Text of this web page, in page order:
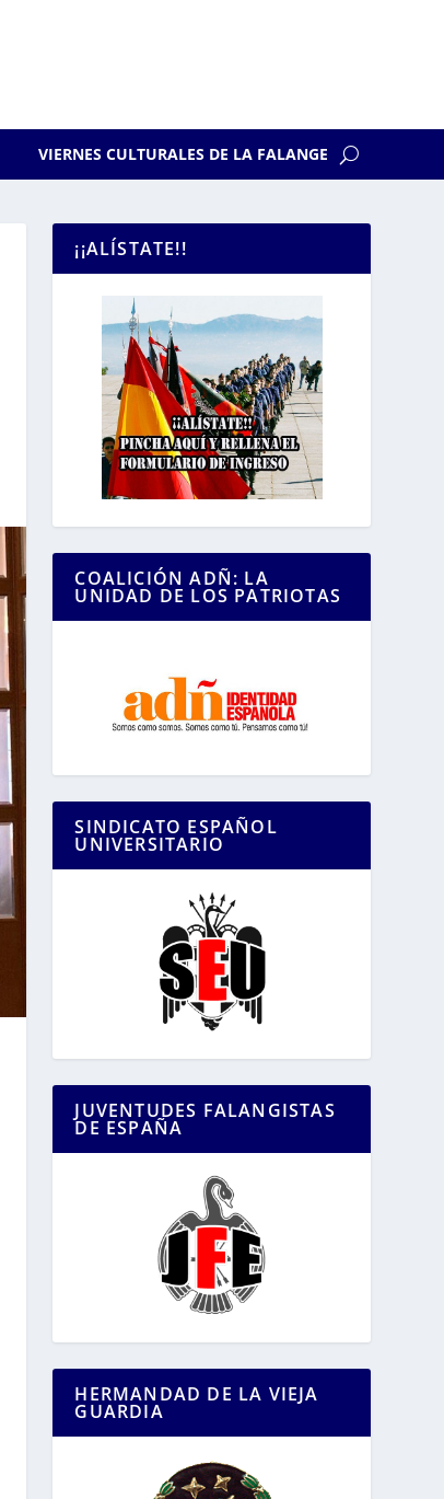
VIERNES CULTURALES DE LA FALANGE
¡¡ALÍSTATE!!
COALICIÓN ADÑ: LA
UNIDAD DE LOS PATRIOTAS
SINDICATO ESPAÑOL
UNIVERSITARIO
JUVENTUDES FALANGISTAS
DE ESPAÑA
HERMANDAD DE LA VIEJA
GUARDIA